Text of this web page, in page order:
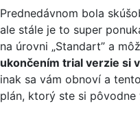
Prednedávnom bola
ale stále je to super
na úrovni „Standart” a
ukončením trial verzie si
inak sa vám obnoví a
plán, ktorý ste si pôvodne